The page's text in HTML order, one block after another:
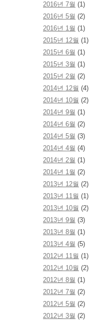
2016년 7월 (1)
2016년 5월 (2)
2016년 1월 (1)
2015년 12월 (1)
2015년 6월 (1)
2015년 3월 (1)
2015년 2월 (2)
2014년 12월 (4)
2014년 10월 (2)
2014년 9월 (1)
2014년 6월 (2)
2014년 5월 (3)
2014년 4월 (4)
2014년 2월 (1)
2014년 1월 (2)
2013년 12월 (2)
2013년 11월 (1)
2013년 10월 (2)
2013년 9월 (3)
2013년 8월 (1)
2013년 4월 (5)
2012년 11월 (1)
2012년 10월 (2)
2012년 8월 (1)
2012년 7월 (2)
2012년 5월 (2)
2012년 3월 (2)